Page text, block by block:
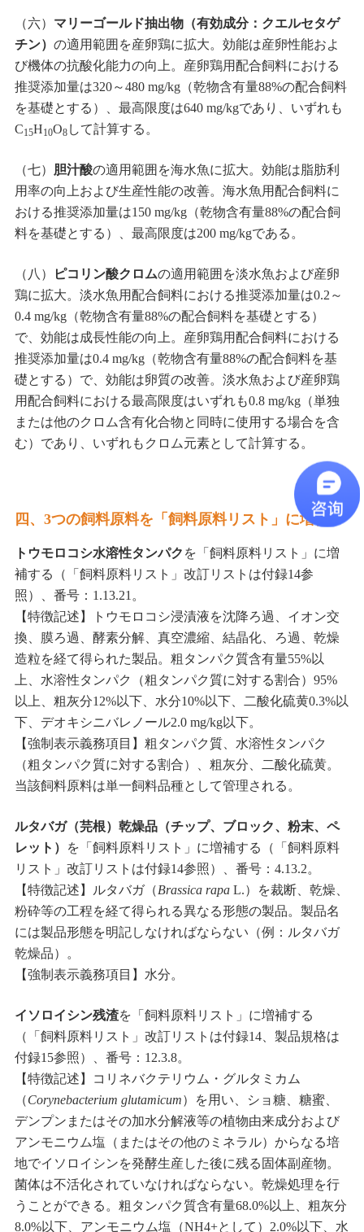
（六） マリーゴールド抽出物（有効成分：クエルセタゲ
チン） の適用範囲を産卵鶏に拡大。効能は産卵性能およ
び機体の抗酸化能力の向上。産卵鶏用配合飼料における
推奨添加量は320～480 mg/kg（乾物含有量88%の配合飼料
を基礎とする）、最高限度は640 mg/kgであり、いずれも
C15H10O8して計算する。
（七） 胆汁酸の適用範囲を海水魚に拡大。効能は脂肪利
用率の向上および生産性能の改善。海水魚用配合飼料に
おける推奨添加量は150 mg/kg（乾物含有量88%の配合飼
料を基礎とする）、最高限度は200 mg/kgである。
（八） ピコリン酸クロムの適用範囲を淡水魚および産卵
鶏に拡大。淡水魚用配合飼料における推奨添加量は0.2～
0.4 mg/kg（乾物含有量88%の配合飼料を基礎とする）
で、効能は成長性能の向上。産卵鶏用配合飼料における
推奨添加量は0.4 mg/kg（乾物含有量88%の配合飼料を基
礎とする）で、効能は卵質の改善。淡水魚および産卵鶏
用配合飼料における最高限度はいずれも0.8 mg/kg（単独
または他のクロム含有化合物と同時に使用する場合を含
む）であり、いずれもクロム元素として計算する。
四、3つの飼料原料を「飼料原料リスト」に増補
トウモロコシ水溶性タンパク を「飼料原料リスト」に増
補する（「飼料原料リスト」改訂リストは付録14参
照）、番号：1.13.21。
【特徴記述】トウモロコシ浸漬液を沈降ろ過、イオン交
換、膜ろ過、酵素分解、真空濃縮、結晶化、ろ過、乾燥
造粒を経て得られた製品。粗タンパク質含有量55%以
上、水溶性タンパク（粗タンパク質に対する割合）95%
以上、粗灰分12%以下、水分10%以下、二酸化硫黄0.3%以
下、デオキシニバレノール2.0 mg/kg以下。
【強制表示義務項目】粗タンパク質、水溶性タンパク
（粗タンパク質に対する割合）、粗灰分、二酸化硫黄。
当該飼料原料は単一飼料品種として管理される。
ルタバガ（芫根）乾燥品（チップ、ブロック、粉末、ペ
レット）
を「飼料原料リスト」に増補する（「飼料原料
リスト」改訂リストは付録14参照）、番号：4.13.2。
【特徴記述】ルタバガ（Brassica rapaL.）を裁断、乾燥、
粉砕等の工程を経て得られる異なる形態の製品。製品名
には製品形態を明記しなければならない（例：ルタバガ
乾燥品）。
【強制表示義務項目】水分。
イソロイシン残渣を「飼料原料リスト」に増補する
（「飼料原料リスト」改訂リストは付録14、製品規格は
付録15参照）、番号：12.3.8。
【特徴記述】コリネバクテリウム・グルタミカム
（Corynebacterium glutamicum）を用い、ショ糖、糖蜜、
デンプンまたはその加水分解液等の植物由来成分および
アンモニウム塩（またはその他のミネラル）からなる培
地でイソロイシンを発酵生産した後に残る固体副産物。
菌体は不活化されていなければならない。乾燥処理を行
うことができる。粗タンパク質含有量68.0%以上、粗灰分
8.0%以下、アンモニウム塩（NH4+として）2.0%以下、水